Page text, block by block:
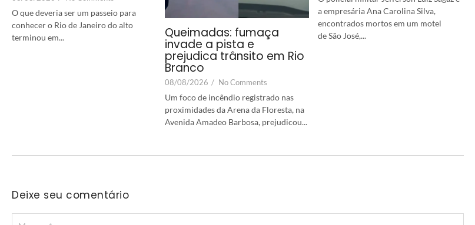
O que deveria ser um passeio para
conhecer o Rio de Janeiro do alto
terminou em...
Queimadas: fumaça
invade a pista e
prejudica trânsito em Rio
Branco
08/08/2026 / No Comments
Um foco de incêndio registrado nas
proximidades da Arena da Floresta, na
Avenida Amadeo Barbosa, prejudicou...
a empresária Ana Carolina Silva,
encontrados mortos em um motel
de São José,...
Deixe seu comentário